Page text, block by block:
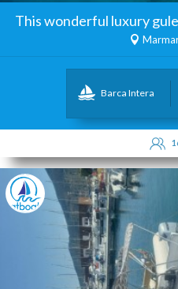
This wonderful luxury
Barca Intera